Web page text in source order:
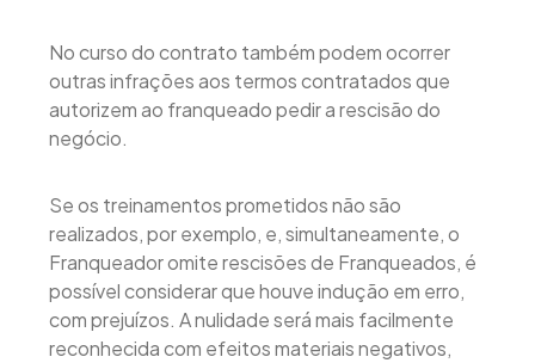
No curso do contrato também podem ocorrer
outras infrações aos termos contratados que
autorizem ao franqueado pedir a rescisão do
negócio.
Se os treinamentos prometidos não são
realizados, por exemplo, e, simultaneamente, o
Franqueador omite rescisões de Franqueados, é
possível considerar que houve indução em erro,
com prejuízos. A nulidade será mais facilmente
reconhecida com efeitos materiais negativos,